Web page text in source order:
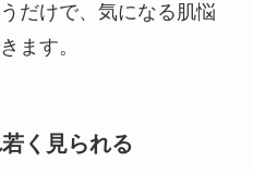
だけで、気になる肌悩
ます。
く見られる